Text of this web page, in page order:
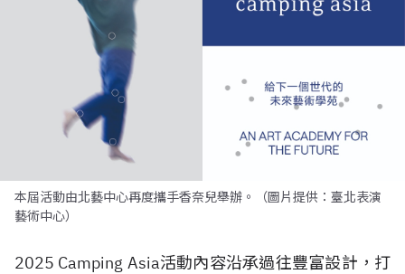
本屆活動由北藝中心再度攜手香奈兒舉辦。（圖片提供：臺北表演
藝術中心）
2025 Camping Asia活動內容沿承過往豐富設計，打